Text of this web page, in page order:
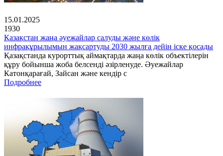
15.01.2025
1930
Қазақстан жаңа әуежайлар салуды және көлік
инфрақұрылымын жақсартуды 2030 жылға дейін іске қосады
Қазақстанда курорттық аймақтарда жаңа көлік объектілерін
құру бойынша жоба белсенді әзірленуде. Әуежайлар
Катонқарағай, Зайсан және кендір с
Подробнее